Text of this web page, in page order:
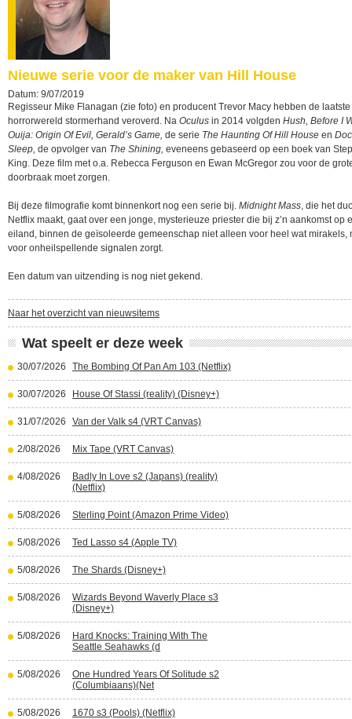
Nieuwe serie voor de maker van Hill House
Datum: 9/07/2019
Regisseur Mike Flanagan (zie foto) en producent Trevor Macy hebben de
horrorwereld stormerhand veroverd. Na Oculus in 2014 volgden Hush, Before I
Ouija: Origin Of Evil, Gerald’s Game, de serie The Haunting Of Hill House en
Sleep, de opvolger van The Shining, eveneens gebaseerd op een boek van
King. Deze film met o.a. Rebecca Ferguson en Ewan McGregor zou voor de
doorbraak moet zorgen.
Bij deze filmografie komt binnenkort nog een serie bij. Midnight Mass, die het
Netflix maakt, gaat over een jonge, mysterieuze priester die bij z’n aankomst op
eiland, binnen de geïsoleerde gemeenschap niet alleen voor heel wat mirakels,
voor onheilspellende signalen zorgt.
Een datum van uitzending is nog niet gekend.
Naar het overzicht van nieuwsitems
Wat speelt er deze week
30/07/2026 The Bombing Of Pan Am 103 (Netflix)
30/07/2026 House Of Stassi (reality) (Disney+)
31/07/2026 Van der Valk s4 (VRT Canvas)
2/08/2026 Mix Tape (VRT Canvas)
4/08/2026
Badly In Love s2 (Japans) (reality)
(Netflix)
5/08/2026 Sterling Point (Amazon Prime Video)
5/08/2026 Ted Lasso s4 (Apple TV)
5/08/2026 The Shards (Disney+)
5/08/2026
Wizards Beyond Waverly Place s3
(Disney+)
5/08/2026
Hard Knocks: Training With The
Seattle Seahawks (d
5/08/2026
One Hundred Years Of Solitude s2
(Columbiaans)(Net
5/08/2026 1670 s3 (Pools) (Netflix)